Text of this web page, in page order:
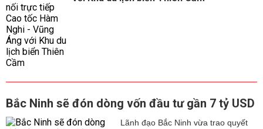
Bắc Ninh sẽ đón dòng vốn đầu tư gần 7 tỷ USD
Lãnh đạo Bắc Ninh vừa trao quyết